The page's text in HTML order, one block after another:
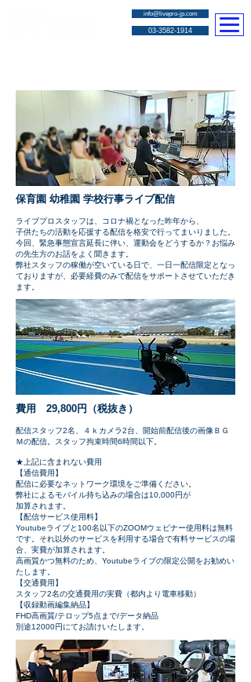
info@livepro-jp.com
03-3582-1914
保育園 幼稚園 学校行事ライブ配信
​ライブプロスタッフは、コロナ禍となった昨年から、
子供たちの活動を応援する配信を格安で行ってまいりました。
今回、緊急事態宣言延長に伴い、運動会をどうするか？お悩み
の先生方のお話をよく聞きます。
​弊社スタッフの稼働が空いている日で、一日一配信限定となっ
ておりますが、必要経費のみで配信をサポートさせていただき
ます。
費用 29,800円（税抜き）
配信スタッフ2名、４ｋカメラ2台、開始前配信後の画像ＢＧ
Ｍの配信。スタッフ拘束時間6時間以下。
​★上記に含まれない費用
【通信費用】
配信に必要なネットワーク環境をご準備ください。
弊社によるモバイル持ち込みの場合は10,000円が
加算されます。
【配信サービス使用料】
Youtubeライブと100名以下のZOOMウェビナー使用料は無料
です。それ以外のサービスを利用する場合で有料サービスの場
合、実費が加算されます。
​高画質かつ無料のため、Youtubeライブの限定公開をお勧めい
たします。
【交通費用】
スタッフ2名の交通費用の実費（都内より電車移動）
【収録動画編集納品】
FHD高画質/テロップ5点まで/データ納品
​別途12000円にてお請けいたします。